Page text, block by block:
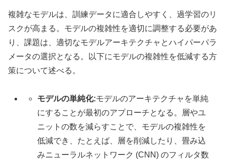
複雑なモデルは、訓練データに適合しやすく、過学習のリ
スクが高まる。モデルの複雑性を適切に調整する必要があ
り、課題は、適切なモデルアーキテクチャとハイパーパラ
メータの選択となる。以下にモデルの複雑性を低減する方
策について述べる。
モデルの単純化:モデルのアーキテクチャを単純
にすることが最初のアプローチとなる。層やユ
ニットの数を減らすことで、モデルの複雑性を
低減でき、たとえば、層を削減したり、畳み込
みニューラルネットワーク (CNN) のフィルタ数